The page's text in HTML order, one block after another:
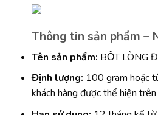
Thông tin sản phẩm –
Tên sản phẩm: BỘT LÒNG
Định lượng: 100 gram hoặc
khách hàng được thể hiện